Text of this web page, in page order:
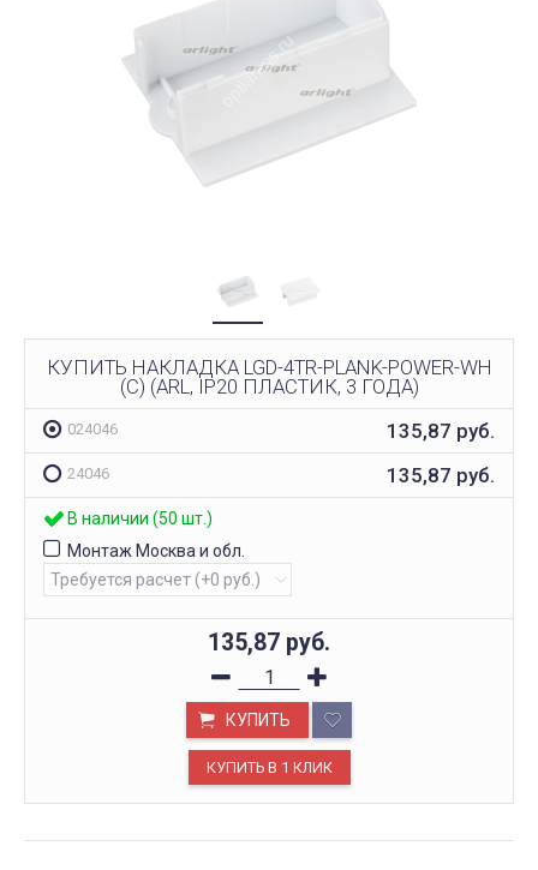
КУПИТЬ НАКЛАДКА LGD-4TR-PLANK-POWER-WH
(C) (ARL, IP20 ПЛАСТИК, 3 ГОДА)
024046 135,87 руб.
24046 135,87 руб.
В наличии (50 шт.)
Монтаж Москва и обл.
135,87 руб.
КУПИТЬ